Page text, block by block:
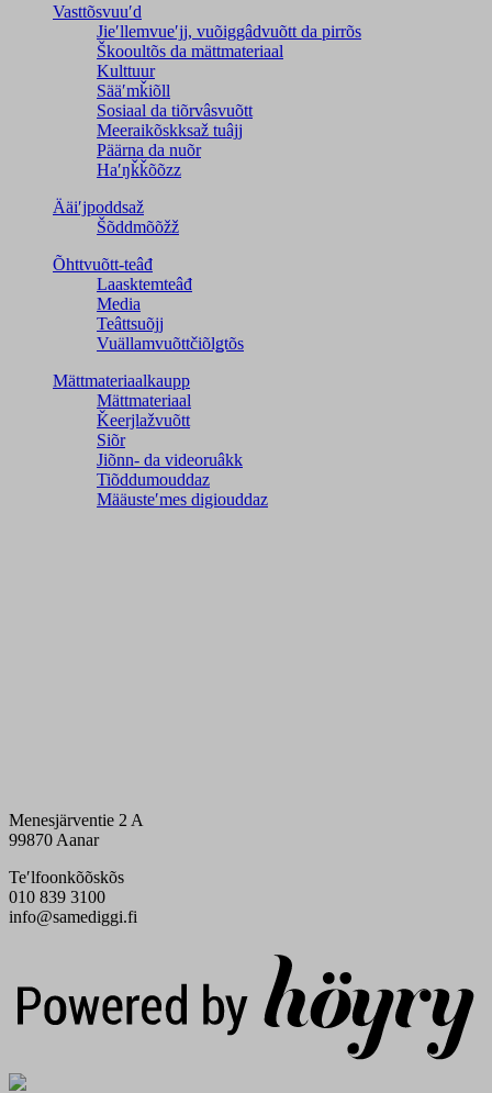
Vasttõsvuuʹd
Jieʹllemvueʹjj, vuõiggâdvuõtt da pirrõs
Škooultõs da mättmateriaal
Kulttuur
Sääʹmǩiõll
Sosiaal da tiõrvâsvuõtt
Meeraikõskksaž tuâjj
Päärna da nuõr
Haʹŋǩǩõõzz
Ääiʹjpoddsaž
Šõddmõõžž
Õhttvuõtt-teâđ
Laasktemteâđ
Media
Teâttsuõjj
Vuällamvuõttčiõlǥtõs
Mättmateriaalkaupp
Mättmateriaal
Ǩeerjlažvuõtt
Siõr
Jiõnn- da videoruâkk
Tiõddumouddaz
Määusteʹmes digiouddaz
Menesjärventie 2 A
99870 Aanar
Teʹlfoonkõõskõs
010 839 3100
info@samediggi.fi